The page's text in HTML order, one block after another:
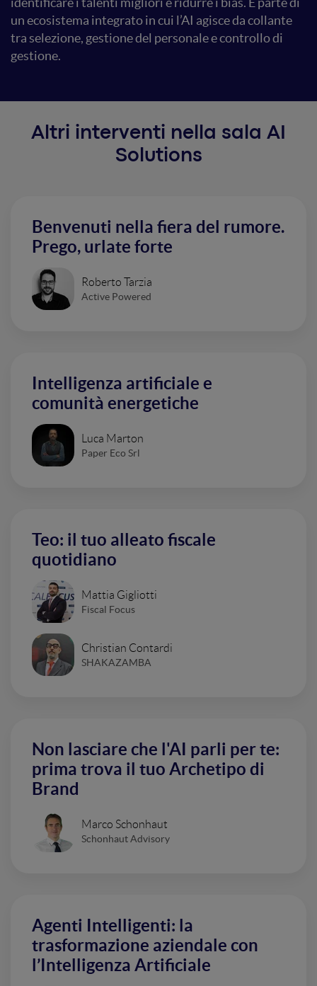
un ecosistema integrato in cui l’AI agisce da collante
tra selezione, gestione del personale e controllo di
gestione.
Altri interventi nella sala AI
Solutions
Benvenuti nella fiera del rumore.
Prego, urlate forte
Roberto Tarzia
Active Powered
Intelligenza artificiale e
comunità energetiche
Luca Marton
Paper Eco Srl
Teo: il tuo alleato fiscale
quotidiano
Mattia Gigliotti
Fiscal Focus
Christian Contardi
SHAKAZAMBA
Non lasciare che l'AI parli per te:
prima trova il tuo Archetipo di
Brand
Marco Schonhaut
Schonhaut Advisory
Agenti Intelligenti: la
trasformazione aziendale con
l’Intelligenza Artificiale